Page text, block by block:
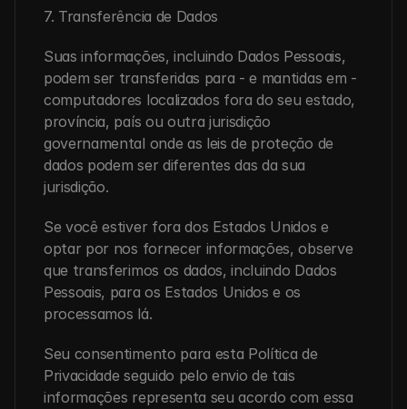
7. Transferência de Dados
Suas informações, incluindo Dados Pessoais,
podem ser transferidas para - e mantidas em -
computadores localizados fora do seu estado,
província, país ou outra jurisdição
governamental onde as leis de proteção de
dados podem ser diferentes das da sua
jurisdição.
Se você estiver fora dos Estados Unidos e
optar por nos fornecer informações, observe
que transferimos os dados, incluindo Dados
Pessoais, para os Estados Unidos e os
processamos lá.
Seu consentimento para esta Política de
Privacidade seguido pelo envio de tais
informações representa seu acordo com essa